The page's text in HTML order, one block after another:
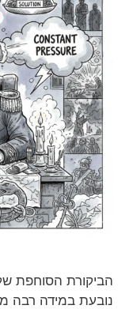
נובעת במידה רבה